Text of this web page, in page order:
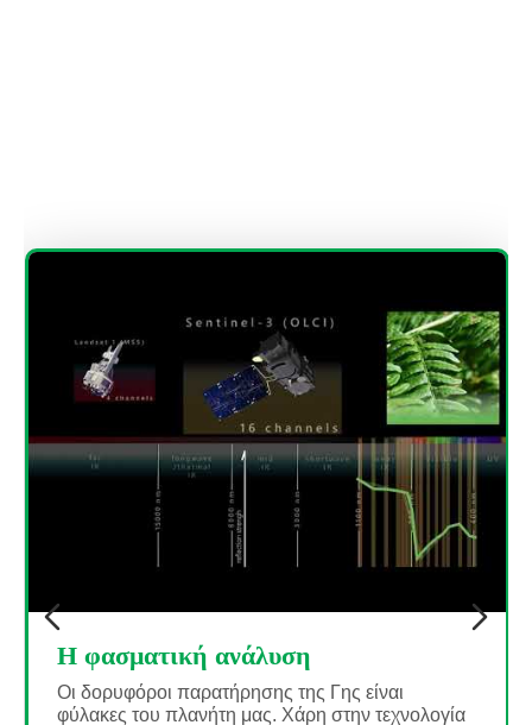
Το φαινόμενο του θερμοκηπίου και οι
συνέπειές του - Διερεύνηση της